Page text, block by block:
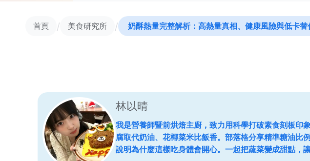
首頁 / 美食研究所 / 奶酥熱量完整解析：高熱量真相、健康風險與低卡替
林以晴
我是營養師暨前烘焙主廚，致力用科學打破素食刻板印
腐取代奶油、花椰菜米比飯香。部落格分享精準糖油比
說明為什麼這樣吃身體會開心。一起把蔬菜變成甜點，